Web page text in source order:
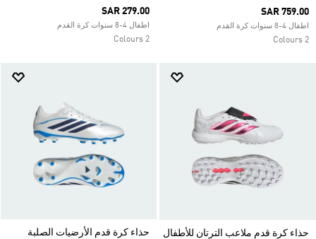
SAR 759.00
اطفال 4-8 سنوات كرة القدم
2 Colours
SAR 279.00
اطفال 4-8 سنوات كرة القدم
2 Colours
حذاء كرة قدم ملاعب الترتان للأطفال
حذاء كرة قدم الأرضيات الصلبة